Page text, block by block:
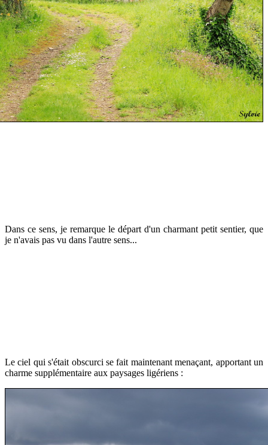
Dans ce sens, je remarque le départ d'un charmant petit sentier, que
je n'avais pas vu dans l'autre sens...
Le ciel qui s'était obscurci se fait maintenant menaçant, apportant un
charme supplémentaire aux paysages ligériens :